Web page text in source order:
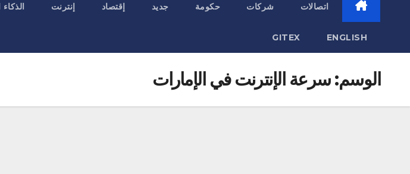
اتصالات شركات حكومة جديد إقتصاد إنترنت
ENGLISH
GITEX
الوسم:سرعة الإنترنت في الإمارات